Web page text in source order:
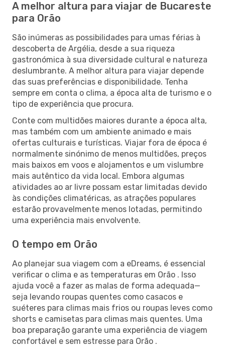
A melhor altura para viajar de Bucareste
para Orão
São inúmeras as possibilidades para umas férias à
descoberta de Argélia, desde a sua riqueza
gastronómica à sua diversidade cultural e natureza
deslumbrante. A melhor altura para viajar depende
das suas preferências e disponibilidade. Tenha
sempre em conta o clima, a época alta de turismo e o
tipo de experiência que procura.
Conte com multidões maiores durante a época alta,
mas também com um ambiente animado e mais
ofertas culturais e turísticas. Viajar fora de época é
normalmente sinónimo de menos multidões, preços
mais baixos em voos e alojamentos e um vislumbre
mais autêntico da vida local. Embora algumas
atividades ao ar livre possam estar limitadas devido
às condições climatéricas, as atrações populares
estarão provavelmente menos lotadas, permitindo
uma experiência mais envolvente.
O tempo em Orão
Ao planejar sua viagem com a eDreams, é essencial
verificar o clima e as temperaturas em Orão . Isso
ajuda você a fazer as malas de forma adequada—
seja levando roupas quentes como casacos e
suéteres para climas mais frios ou roupas leves como
shorts e camisetas para climas mais quentes. Uma
boa preparação garante uma experiência de viagem
confortável e sem estresse para Orão .